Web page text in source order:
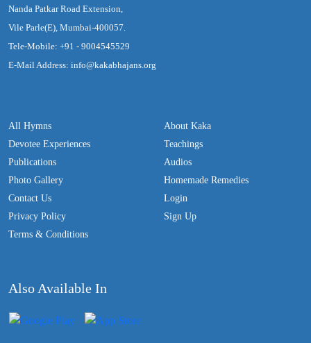
Nanda Patkar Road Extension,
Vile Parle(E), Mumbai-400057.
Tele-Mobile: +91 - 9004545529
E-Mail Address: info@kakabhajans.org
All Hymns
Devotee Experiences
Publications
Photo Gallery
Contact Us
Privacy Policy
Terms & Conditions
About Kaka
Teachings
Audios
Homemade Remedies
Login
Sign Up
Also Available In